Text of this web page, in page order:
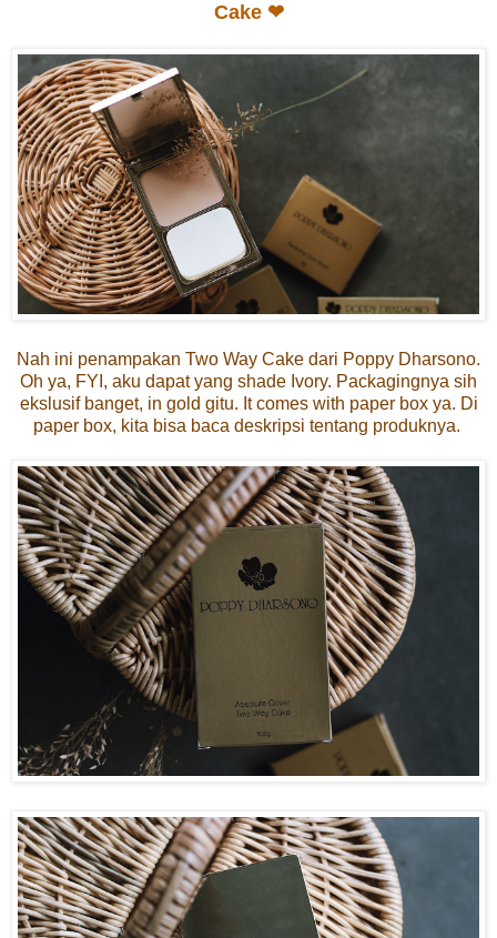
Cake ❤
Nah ini penampakan Two Way Cake dari Poppy Dharsono.
Oh ya, FYI, aku dapat yang shade Ivory. Packagingnya sih
ekslusif banget, in gold gitu. It comes with paper box ya. Di
paper box, kita bisa baca deskripsi tentang produknya.